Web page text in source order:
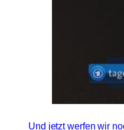
Und jetzt werfen wir